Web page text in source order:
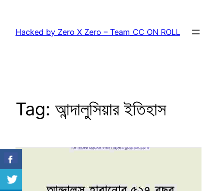
content
Hacked by Zero X Zero – Team_CC ON ROLL
Tag: আন্দালুসিয়ার ইতিহাস